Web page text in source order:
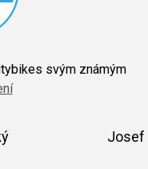
svým známým
Josef